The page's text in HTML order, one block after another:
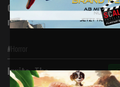
Obsession - Du sollst
mich lieben
#Horror
Invite, The